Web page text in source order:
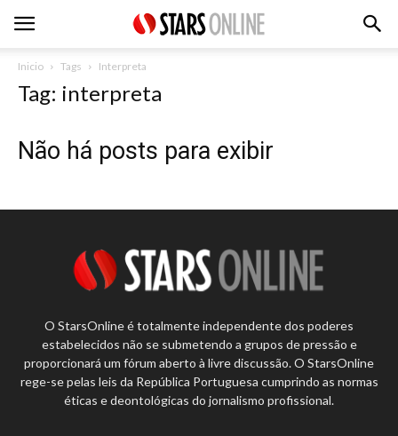
Inicio Tags Interpreta
Tag: interpreta
Não há posts para exibir
O StarsOnline é totalmente independente dos poderes
estabelecidos não se submetendo a grupos de pressão e
proporcionará um fórum aberto à livre discussão. O StarsOnline
rege-se pelas leis da República Portuguesa cumprindo as normas
éticas e deontológicas do jornalismo profissional.